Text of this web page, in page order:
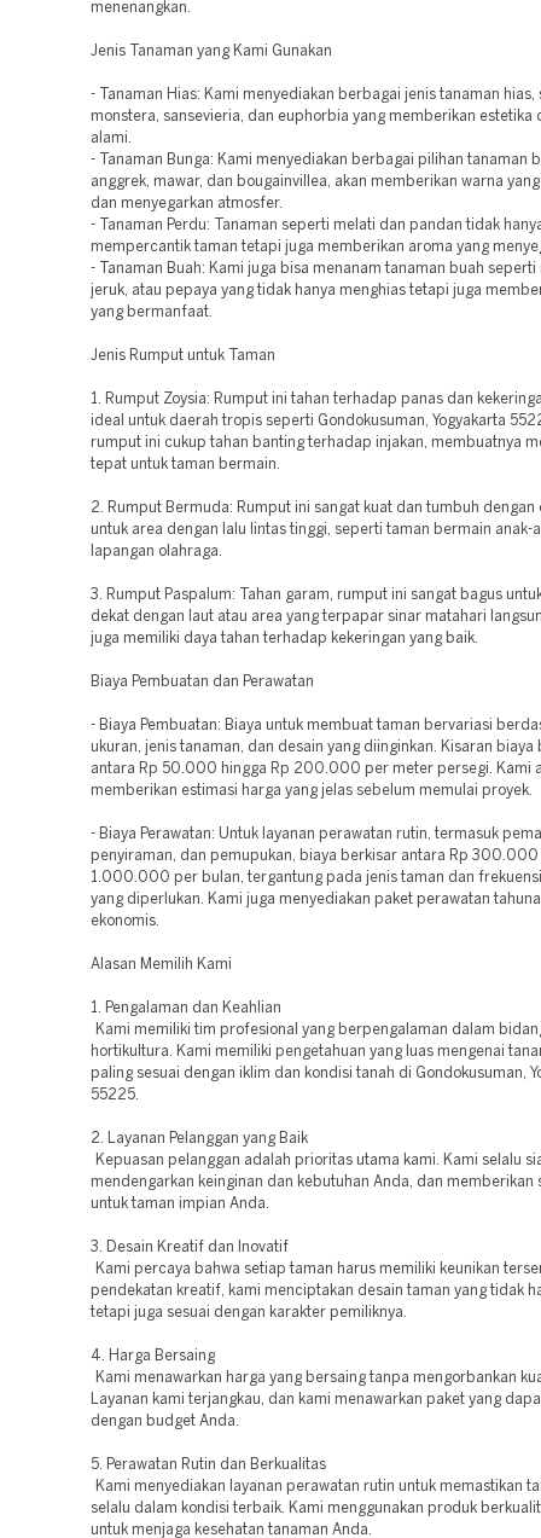
menenangkan.
Jenis Tanaman yang Kami Gunakan
- Tanaman Hias: Kami menyediakan berbagai jenis tanaman hias,
monstera, sansevieria, dan euphorbia yang memberikan estetika
alami.
- Tanaman Bunga: Kami menyediakan berbagai pilihan tanaman
anggrek, mawar, dan bougainvillea, akan memberikan warna
dan menyegarkan atmosfer.
- Tanaman Perdu: Tanaman seperti melati dan pandan tidak
mempercantik taman tetapi juga memberikan aroma yang
- Tanaman Buah: Kami juga bisa menanam tanaman buah seperti
jeruk, atau pepaya yang tidak hanya menghias tetapi juga
yang bermanfaat.
Jenis Rumput untuk Taman
1. Rumput Zoysia: Rumput ini tahan terhadap panas dan
ideal untuk daerah tropis seperti Gondokusuman, Yogyakarta
rumput ini cukup tahan banting terhadap injakan, membuatnya
tepat untuk taman bermain.
2. Rumput Bermuda: Rumput ini sangat kuat dan tumbuh dengan
untuk area dengan lalu lintas tinggi, seperti taman bermain anak-
lapangan olahraga.
3. Rumput Paspalum: Tahan garam, rumput ini sangat bagus
dekat dengan laut atau area yang terpapar sinar matahari
juga memiliki daya tahan terhadap kekeringan yang baik.
Biaya Pembuatan dan Perawatan
- Biaya Pembuatan: Biaya untuk membuat taman bervariasi
ukuran, jenis tanaman, dan desain yang diinginkan. Kisaran biaya
antara Rp 50.000 hingga Rp 200.000 per meter persegi. Kami
memberikan estimasi harga yang jelas sebelum memulai proyek.
- Biaya Perawatan: Untuk layanan perawatan rutin, termasuk
penyiraman, dan pemupukan, biaya berkisar antara Rp 300.000
1.000.000 per bulan, tergantung pada jenis taman dan
yang diperlukan. Kami juga menyediakan paket perawatan
ekonomis.
Alasan Memilih Kami
1. Pengalaman dan Keahlian
Kami memiliki tim profesional yang berpengalaman dalam
hortikultura. Kami memiliki pengetahuan yang luas mengenai
paling sesuai dengan iklim dan kondisi tanah di Gondokusuman,
55225.
2. Layanan Pelanggan yang Baik
Kepuasan pelanggan adalah prioritas utama kami. Kami selalu
mendengarkan keinginan dan kebutuhan Anda, dan memberikan
untuk taman impian Anda.
3. Desain Kreatif dan Inovatif
Kami percaya bahwa setiap taman harus memiliki keunikan
pendekatan kreatif, kami menciptakan desain taman yang tidak
tetapi juga sesuai dengan karakter pemiliknya.
4. Harga Bersaing
Kami menawarkan harga yang bersaing tanpa mengorbankan
Layanan kami terjangkau, dan kami menawarkan paket yang
dengan budget Anda.
5. Perawatan Rutin dan Berkualitas
Kami menyediakan layanan perawatan rutin untuk memastikan
selalu dalam kondisi terbaik. Kami menggunakan produk
untuk menjaga kesehatan tanaman Anda.